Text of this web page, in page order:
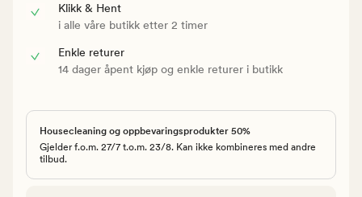
Klikk & Hent
i alle våre butikk etter 2 timer
Enkle returer
14 dager åpent kjøp og enkle returer i butikk
Housecleaning og oppbevaringsprodukter 50%
Gjelder f.o.m. 27/7 t.o.m. 23/8. Kan ikke kombineres med andre
tilbud.